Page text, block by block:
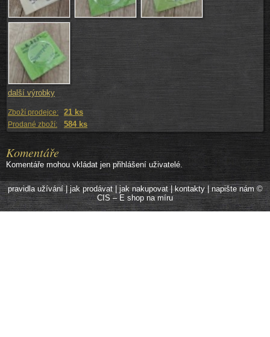
další výrobky
Zboží prodejce: 21 ks
Prodané zboží: 584 ks
Komentáře
Komentáře mohou vkládat jen přihlášení uživatelé.
pravidla užívání|jak prodávat|jak nakupovat|kontakty|napište nám ©
CIS – E shop na míru